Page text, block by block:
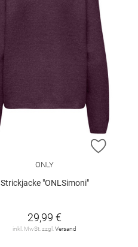
ZUR
ONLY
Strickjacke "ONLSimoni"
29,99 €
inkl. MwSt. zzgl.Versand